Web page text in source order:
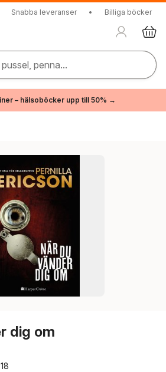
Snabba leveranser • Billiga böcker
penna...
– hälsoböcker upp till 50% →
dig om